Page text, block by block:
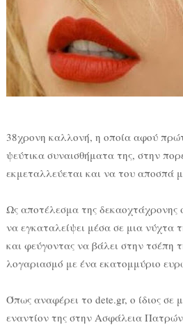
38χρονη καλλονή, η οποία αφού
ψεύτικα συναισθήματα της, στην
εκμεταλλεύεται και να του αποσπά
Ως αποτέλεσμα της δεκαοχτάχρονης
να εγκαταλείψει μέσα σε μια νύχτα
και φεύγοντας να βάλει στην τσέπη
λογαριασμό με ένα εκατομμύριο
Όπως αναφέρει το dete.gr, ο ίδιος σε
εναντίον της στην Ασφάλεια